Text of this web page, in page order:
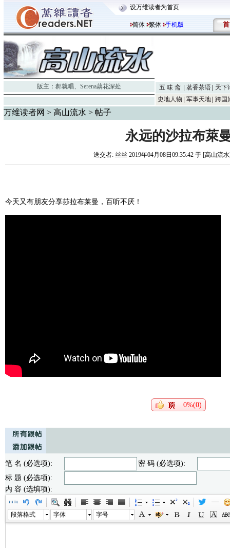
设万维读者为首页
简体 繁体 手机版 首
版主： 郝就唱、 Serena藕花深处 五 味 斋 茗香茶语
天下
史地人物
军事天地 跨国
万维读者网 > 高山流水 > 帖子
永远的沙拉布萊
送交者: 丝丝 2019年04月08日09:35:42 于 [高山流
今天又有朋友分享莎拉布莱曼，百听不厌！
0%(0)
笔 名 (必选项):
密 码 (必选项):
标 题 (必选项):
内 容 (选填项):
段落格式 字体 字号